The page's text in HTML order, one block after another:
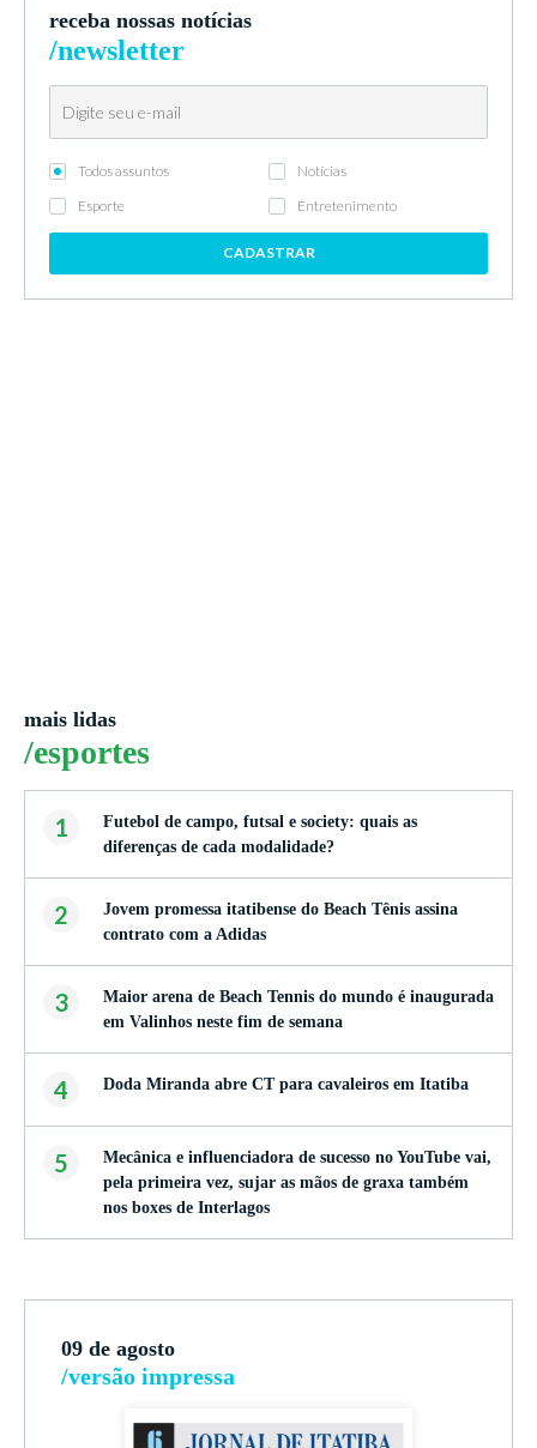
receba nossas notícias
/newsletter
Todos assuntos
Notícias
Esporte
Entretenimento
CADASTRAR
mais lidas
/esportes
1
Futebol de campo, futsal e society: quais as
diferenças de cada modalidade?
2
Jovem promessa itatibense do Beach Tênis assina
contrato com a Adidas
3
Maior arena de Beach Tennis do mundo é inaugurada
em Valinhos neste fim de semana
4 Doda Miranda abre CT para cavaleiros em Itatiba
5
Mecânica e influenciadora de sucesso no YouTube vai,
pela primeira vez, sujar as mãos de graxa também
nos boxes de Interlagos
09 de agosto
/versão impressa